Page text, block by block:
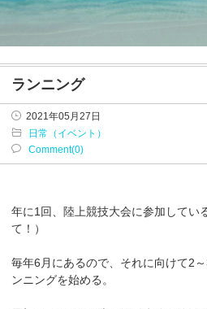
ランニング
2021年05月27日
日常（イベント）
Comment(0)
年に1回、陸上競技大会に参加してい
て！）
毎年6月にあるので、それに向けて2
ンニングを始める。